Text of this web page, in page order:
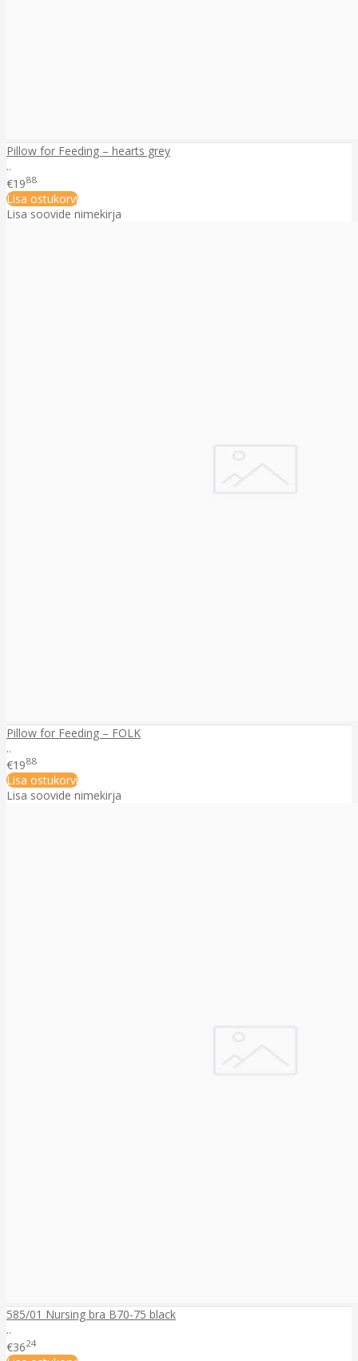
Pillow for Feeding – hearts grey
..
€1988
Lisa ostukorvi
Lisa soovide nimekirja
Pillow for Feeding – FOLK
..
€1988
Lisa ostukorvi
Lisa soovide nimekirja
585/01 Nursing bra B70-75 black
..
€3624